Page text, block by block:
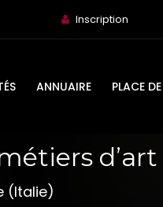
Inscription
ANNUAIRE PLACE
d’art
(Italie)